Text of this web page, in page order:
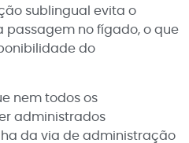
sublingual evita o
passagem no fígado, o que
do
nem todos os
administrados
da via de administração